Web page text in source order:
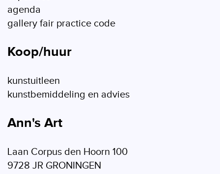
agenda
gallery fair practice code
Koop/huur
kunstuitleen
kunstbemiddeling en advies
Ann's Art
Laan Corpus den Hoorn 100
9728 JR GRONINGEN